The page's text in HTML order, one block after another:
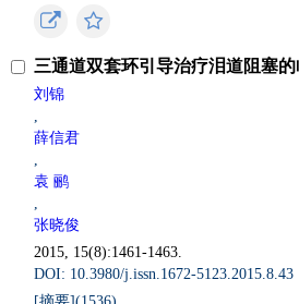
三通道双套环引导治疗泪道阻塞
刘锦
,
薛信君
,
袁 鹂
,
张晓俊
2015, 15(8):1461-1463.
DOI: 10.3980/j.issn.1672-5123.2015.8.43